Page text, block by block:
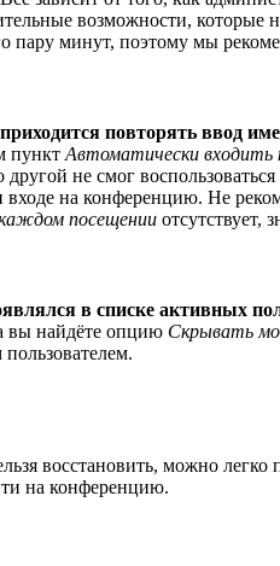
возможности,
пару минут, поэтому мы
повторять ввод
пункт Автоматически
другой не смог
на конференцию. Не
посещении отсутствует,
в списке активных
вы найдёте опцию Скрывать
восстановить, можно
на конференцию.